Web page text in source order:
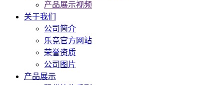
产品展示视频
关于我们
公司简介
乐竞官方网站
荣誉资质
公司图片
产品展示